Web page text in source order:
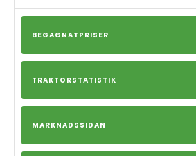
BEGAGNATPRISER
TRAKTORSTATISTIK
MARKNADSSIDAN